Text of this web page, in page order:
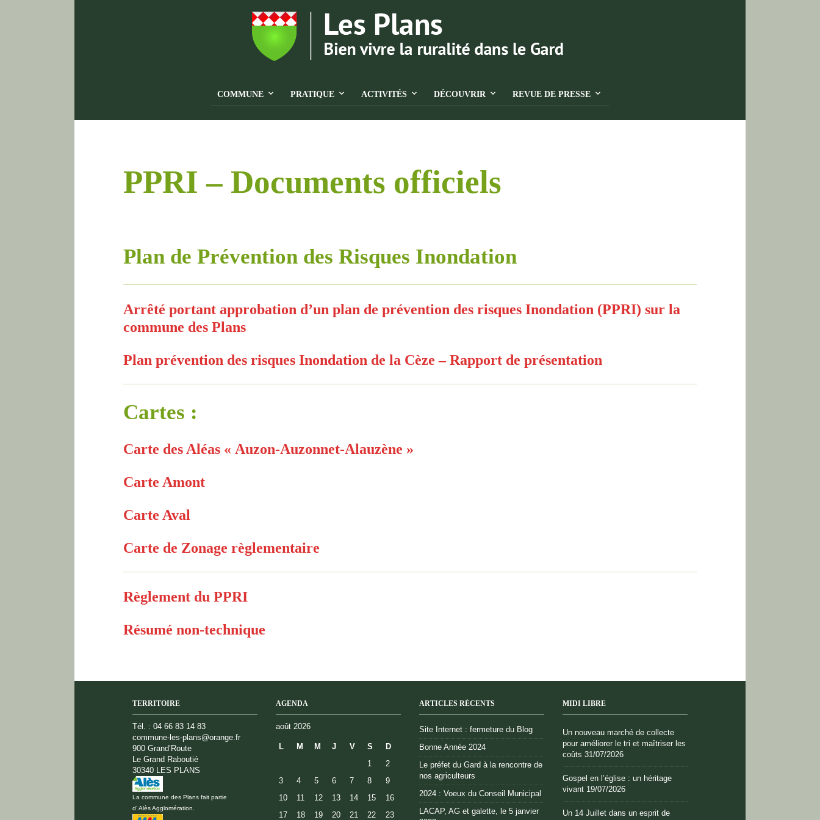
COMMUNE PRATIQUE ACTIVITÉS DÉCOUVRIR REVUE DE PRESSE
PPRI – Documents officiels
Plan de Prévention des Risques Inondation
Arrêté portant approbation d’un plan de prévention des risques Inondation (PPRI) sur la
commune des Plans
Plan prévention des risques Inondation de la Cèze – Rapport de présentation
Cartes :
Carte des Aléas « Auzon-Auzonnet-Alauzène »
Carte Amont
Carte Aval
Carte de Zonage règlementaire
Règlement du PPRI
Résumé non-technique
TERRITOIRE
Tél. : 04 66 83 14 83
commune-les-plans@orange.fr
900 Grand’Route
Le Grand Raboutié
30340 LES PLANS
La commune des Plans fait partie
d’ Alès Agglomération.
AGENDA
août 2026
L M M J V S
D
1
2
3
4 5 6 7 8
9
10
11 12 13 14 15
16
17
18 19 20 21 22 23
ARTICLES RÉCENTS
Site Internet : fermeture du Blog
Bonne Année 2024
Le préfet du Gard à la rencontre de
nos agriculteurs
2024 : Voeux du Conseil Municipal
LACAP, AG et galette, le 5 janvier
MIDI LIBRE
Un nouveau marché de collecte
pour améliorer le tri et maîtriser les
coûts 31/07/2026
Gospel en l’église : un héritage
vivant 19/07/2026
Un 14 Juillet dans un esprit de